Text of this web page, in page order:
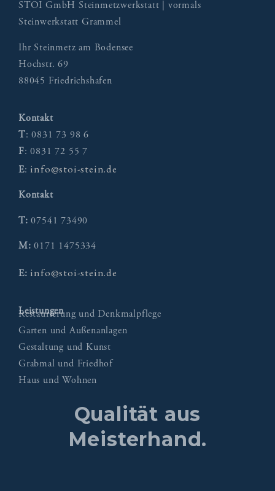
STOI GmbH Steinmetzwerkstatt | vormals
Steinwerkstatt Grammel
Ihr Steinmetz am Bodensee
Hochstr. 69
88045 Friedrichshafen
Kontakt
T: 0831 73 98 6
F: 0831 72 55 7
E: info@stoi-stein.de
Kontakt
T:07541 73490
M: 0171 1475334
E: info@stoi-stein.de
Leistungen
Restaurierung und Denkmalpflege
Garten und Außenanlagen
Gestaltung und Kunst
Grabmal und Friedhof
Haus und Wohnen
Qualität aus
Meisterhand.